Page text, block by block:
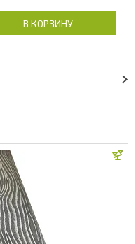
В КОРЗИНУ